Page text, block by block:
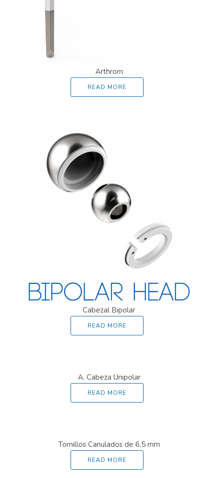
Arthrom
READ MORE
Cabezal Bipolar
READ MORE
A. Cabeza Unipolar
READ MORE
Tornillos Canulados de 6,5 mm
READ MORE